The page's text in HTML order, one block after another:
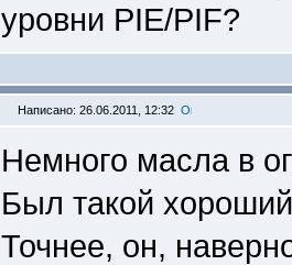
уровни PIE/PIF?
Написано: 26.06.2011, 12:32
Немного масла в
Был такой
Точнее, он,